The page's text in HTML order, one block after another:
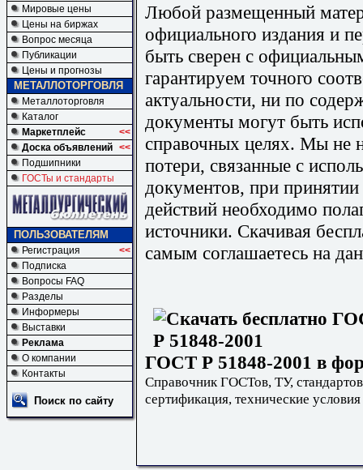
Мировые цены
Цены на биржах
Вопрос месяца
Публикации
Цены и прогнозы
МЕТАЛЛОТОРГОВЛЯ
Металлоторговля
Каталог
Маркетплейс
<<
Доска объявлений <<
Подшипники
ГОСТы и стандарты
ПОЛЬЗОВАТЕЛЯМ
Регистрация
<<
Подписка
Вопросы FAQ
Разделы
Информеры
Выставки
Реклама
О компании
Контакты
Поиск по сайту
Любой размещенный
официального издания и
быть сверен с
гарантируем точного
актуальности, ни по
документы могут быть
справочных целях. Мы не
потери, связанные с
документов, при
действий необходимо
источники. Скачивая
самым соглашаетесь на
ГОСТ Р 51848-2001 в
Справочник ГОСТов, ТУ,
сертификация, технические условия